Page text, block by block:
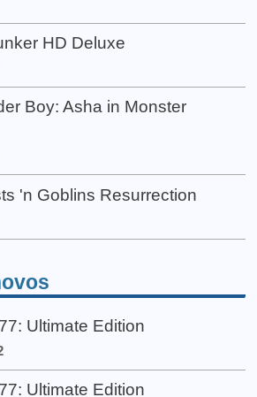
HD Deluxe
Boy: Asha in Monster
'n Goblins Resurrection
Ultimate Edition
Ultimate Edition